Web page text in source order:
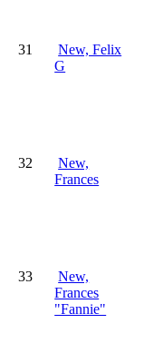
31
New, Felix
G
32
New,
Frances
33
New,
Frances
"Fannie"